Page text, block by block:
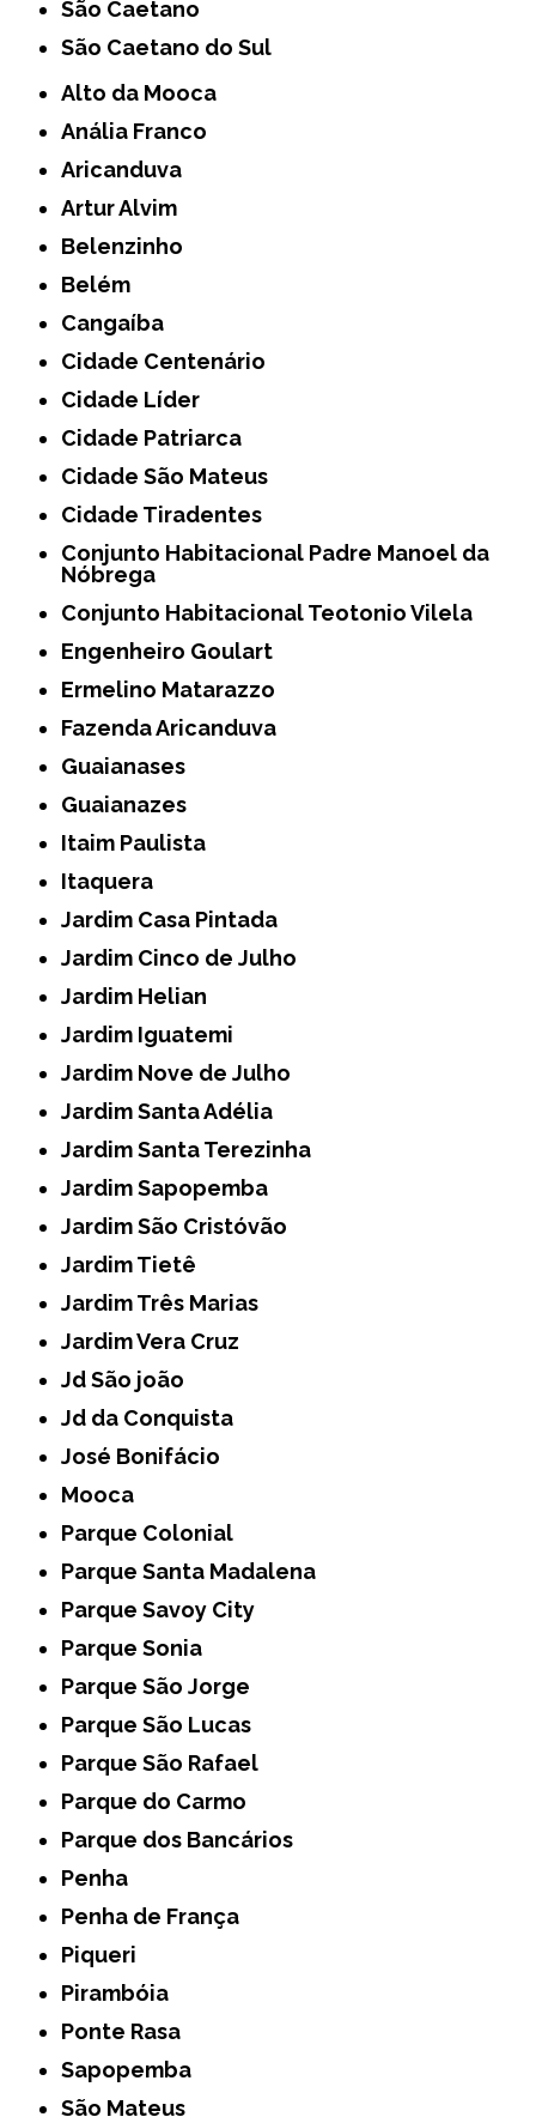
São Caetano
São Caetano do Sul
Alto da Mooca
Anália Franco
Aricanduva
Artur Alvim
Belenzinho
Belém
Cangaíba
Cidade Centenário
Cidade Líder
Cidade Patriarca
Cidade São Mateus
Cidade Tiradentes
Conjunto Habitacional Padre Manoel da
Nóbrega
Conjunto Habitacional Teotonio Vilela
Engenheiro Goulart
Ermelino Matarazzo
Fazenda Aricanduva
Guaianases
Guaianazes
Itaim Paulista
Itaquera
Jardim Casa Pintada
Jardim Cinco de Julho
Jardim Helian
Jardim Iguatemi
Jardim Nove de Julho
Jardim Santa Adélia
Jardim Santa Terezinha
Jardim Sapopemba
Jardim São Cristóvão
Jardim Tietê
Jardim Três Marias
Jardim Vera Cruz
Jd São joão
Jd da Conquista
José Bonifácio
Mooca
Parque Colonial
Parque Santa Madalena
Parque Savoy City
Parque Sonia
Parque São Jorge
Parque São Lucas
Parque São Rafael
Parque do Carmo
Parque dos Bancários
Penha
Penha de França
Piqueri
Pirambóia
Ponte Rasa
Sapopemba
São Mateus